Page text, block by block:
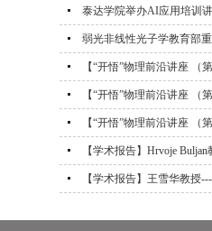
泰达学院举办AI应用培训
弱光非线性光子学教育部
【“开悟”物理前沿讲座 （
【“开悟”物理前沿讲座
【“开悟”物理前沿讲座 （
【学术报告】Hrvoje
【学术报告】王雪华教授